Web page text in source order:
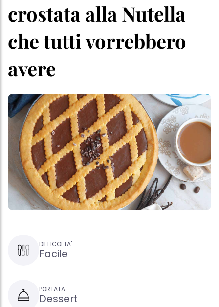
crostata alla Nutella
che tutti vorrebbero
avere
DIFFICOLTA'
Facile
PORTATA
Dessert